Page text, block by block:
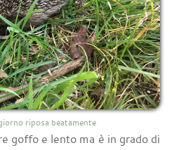
riposa beatamente
goffo e lento ma è in grado di